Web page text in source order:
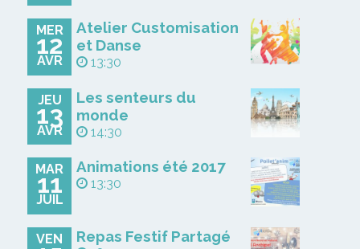
MER
12
AVR
Atelier Customisation
et Danse
13:30
JEU
13
AVR
Les senteurs du
monde
14:30
MAR
11
JUIL
Animations été 2017
13:30
VEN Repas Festif Partagé